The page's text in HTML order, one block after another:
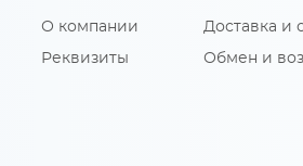
О компании
Реквизиты
Доставка и
Обмен и